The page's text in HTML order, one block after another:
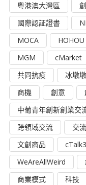
粵港澳大灣區
國際認証證書
MOCA
HOHOU
MGM
cMarket
共同抗疫
冰墩墩
商機
創意
中葡青年創新創業交
跨領域交流
交
文創商品
WeAreAllWeird
商業模式
科技